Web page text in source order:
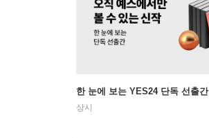
한 눈에 보는 YES24 단독 선출간
상시